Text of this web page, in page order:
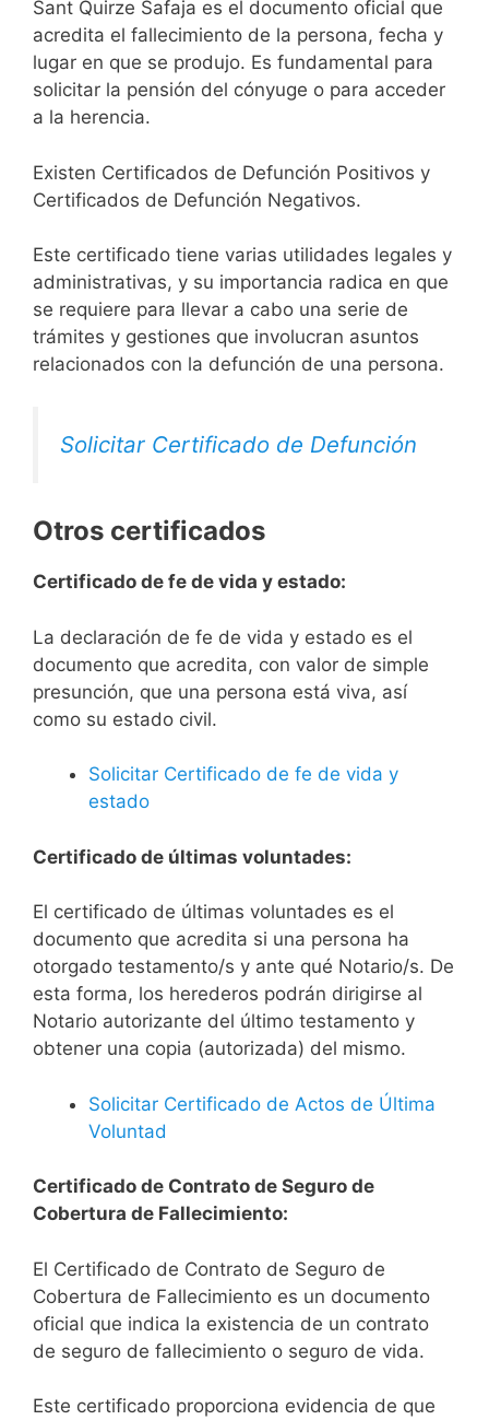
Sant Quirze Safaja es el documento oficial que
acredita el fallecimiento de la persona, fecha y
lugar en que se produjo. Es fundamental para
solicitar la pensión del cónyuge o para acceder
a la herencia.
Existen Certificados de Defunción Positivos y
Certificados de Defunción Negativos.
Este certificado tiene varias utilidades legales y
administrativas, y su importancia radica en que
se requiere para llevar a cabo una serie de
trámites y gestiones que involucran asuntos
relacionados con la defunción de una persona.
Solicitar Certificado de Defunción
Otros certificados
Certificado de fe de vida y estado:
La declaración de fe de vida y estado es el
documento que acredita, con valor de simple
presunción, que una persona está viva, así
como su estado civil.
Solicitar Certificado de fe de vida y
estado
Certificado de últimas voluntades:
El certificado de últimas voluntades es el
documento que acredita si una persona ha
otorgado testamento/s y ante qué Notario/s. De
esta forma, los herederos podrán dirigirse al
Notario autorizante del último testamento y
obtener una copia (autorizada) del mismo.
Solicitar Certificado de Actos de Última
Voluntad
Certificado de Contrato de Seguro de
Cobertura de Fallecimiento:
El Certificado de Contrato de Seguro de
Cobertura de Fallecimiento es un documento
oficial que indica la existencia de un contrato
de seguro de fallecimiento o seguro de vida.
Este certificado proporciona evidencia de que